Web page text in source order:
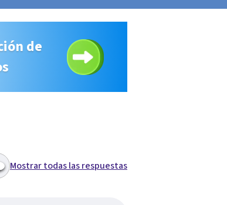
de
Mostrar todas las respuestas